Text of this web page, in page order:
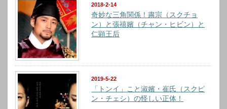
2018-2-14
奇妙な三角関係！粛宗（スクチョ
ン）と張禧嬪（チャン・ヒビン）と
仁顕王后
2019-5-22
「トンイ」こと淑嬪・崔氏（スクピ
ン・チェシ）の怪しい正体！